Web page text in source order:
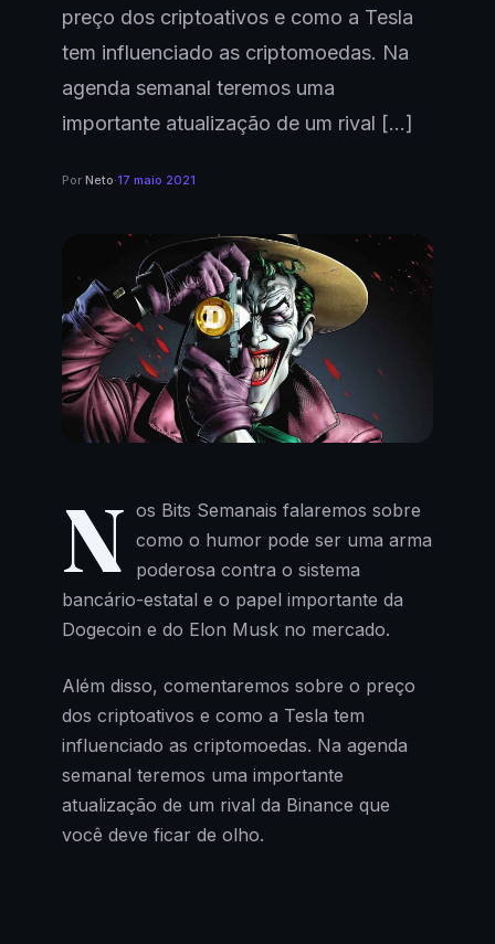
preço dos criptoativos e como a Tesla
tem influenciado as criptomoedas. Na
agenda semanal teremos uma
importante atualização de um rival […]
Por Neto·17 maio 2021
N os Bits Semanais falaremos sobre
como o humor pode ser uma arma
poderosa contra o sistema
bancário-estatal e o papel importante da
Dogecoin e do Elon Musk no mercado.
Além disso, comentaremos sobre o preço
dos criptoativos e como a Tesla tem
influenciado as criptomoedas. Na agenda
semanal teremos uma importante
atualização de um rival da Binance que
você deve ficar de olho.